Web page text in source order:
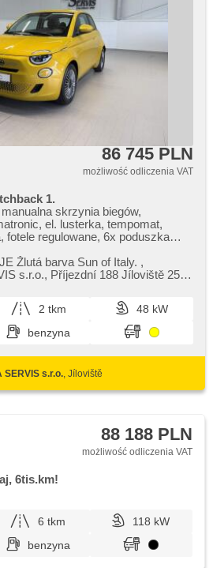
86 745 PLN
możliwość odliczenia VAT
1.
skrzynia biegów,
el. lusterka, tempomat,
fotele regulowane, 6x poduszka
LED, nouzové brzdění
řidiče, parkovací senzory zadní,
ruční brzda
Žlutá barva Sun of Italy. ,​
s.r.o.,​ Příjezdní 188 Jíloviště 252
2 tkm
48 kW
benzyna
SERVIS s.r.o., Jíloviště
88 188 PLN
możliwość odliczenia VAT
6tis.km!
6 tkm
118 kW
benzyna